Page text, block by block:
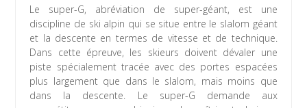
Le super-G, abréviation de super-géant, est une
discipline de ski alpin qui se situe entre le slalom géant
et la descente en termes de vitesse et de technique.
Dans cette épreuve, les skieurs doivent dévaler une
piste spécialement tracée avec des portes espacées
plus largement que dans le slalom, mais moins que
dans la descente. Le super-G demande aux